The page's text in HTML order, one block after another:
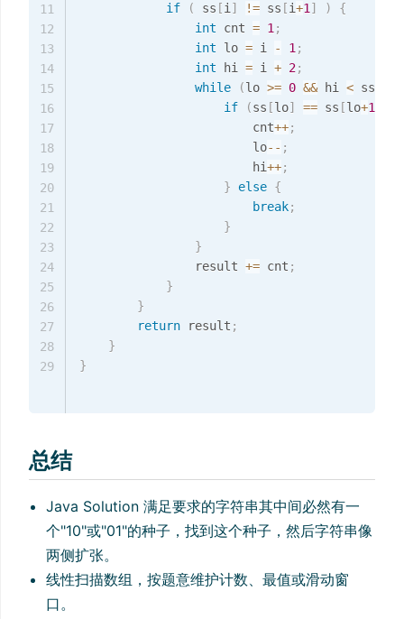
if
( ss [i] != ss [i+1] )
{
int cnt = 1;
int lo = i - 1;
int hi = i + 2;
while
(lo >= 0 && hi < ss
if
(ss [lo] == ss [lo+1
                        cnt
++;
                        lo
-- ;
                        hi
++;
}
else {
break;
}
}
                result
+= cnt ;
}
}
return result ;
}
}
11
12
13
14
15
16
17
18
19
20
21
22
23
24
25
26
27
28
29
总结
Java Solution 满足要求的字符串其中间必然有一
个"10"或"01"的种子，找到这个种子，然后字符串像
两侧扩张。
线性扫描数组，按题意维护计数、最值或滑动窗
口。